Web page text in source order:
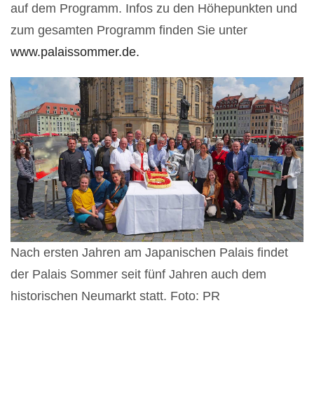
auf dem Programm. Infos zu den Höhepunkten und
zum gesamten Programm finden Sie unter
www.palaissommer.de.
Nach ersten Jahren am Japanischen Palais findet
der Palais Sommer seit fünf Jahren auch dem
historischen Neumarkt statt. Foto: PR